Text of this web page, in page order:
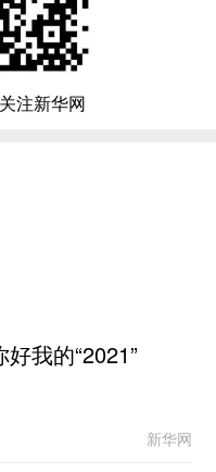
注新华网
我的“2021”
新华网